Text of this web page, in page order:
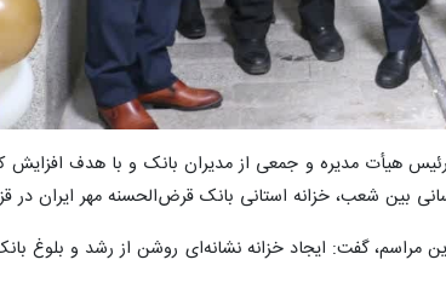
هیأت مدیره و جمعی از مدیران بانک و با هدف
بین شعب، خزانه استانی بانک قرض‌الحسنه مهر ایران در
گفت: ایجاد خزانه نشانه‌ای روشن از رشد و بلوغ